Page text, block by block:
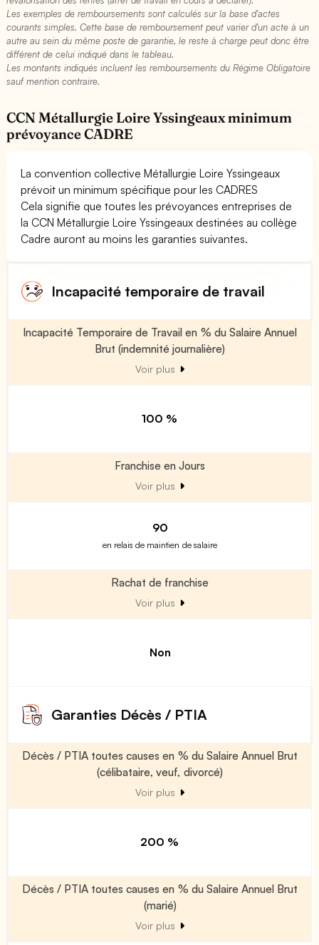
Les exemples de remboursements sont calculés sur la base d'actes
courants simples. Cette base de remboursement peut varier d'un acte à un
autre au sein du même poste de garantie, le reste à charge peut donc être
différent de celui indiqué dans le tableau.
Les montants indiqués incluent les remboursements du Régime Obligatoire
sauf mention contraire.
CCN Métallurgie Loire Yssingeaux minimum
prévoyance CADRE
La convention collective Métallurgie Loire Yssingeaux
prévoit un minimum spécifique pour les CADRES
Cela signifie que toutes les prévoyances entreprises de
la CCN Métallurgie Loire Yssingeaux destinées au collège
Cadre auront au moins les garanties suivantes.
Incapacité temporaire de travail
Incapacité Temporaire de Travail en % du Salaire Annuel
Brut (indemnité journalière)
Voir plus
100 %
Franchise en Jours
Voir plus
90
en relais de maintien de salaire
Rachat de franchise
Voir plus
Non
Garanties Décès / PTIA
Décès / PTIA toutes causes en % du Salaire Annuel Brut
(célibataire, veuf, divorcé)
Voir plus
200 %
Décès / PTIA toutes causes en % du Salaire Annuel Brut
(marié)
Voir plus